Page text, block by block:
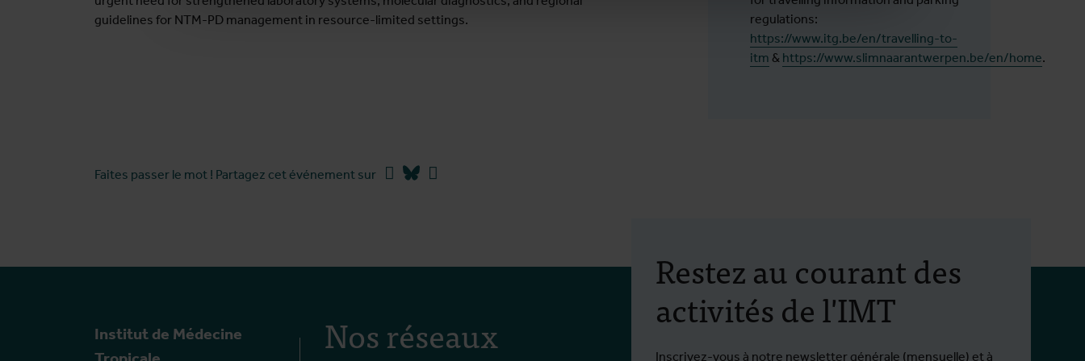
guidelines for NTM-PD management in resource-limited settings.
regulations:
https://www.itg.be/en/travelling-to-
itm & https://www.slimnaarantwerpen.be/en/home.
Faites passer le mot ! Partagez cet événement sur Facebook
Bluesky
Institut de Médecine
Nos réseaux
Restez au courant des
activités de l'IMT
Inscrivez-vous à notre newsletter générale (mensuelle) et à